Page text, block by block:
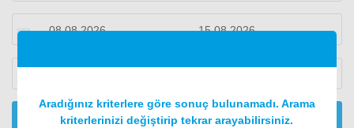
ARA
Aradığınız kriterlere göre sonuç bulunamadı. Arama
kriterlerinizi değiştirip tekrar arayabilirsiniz.